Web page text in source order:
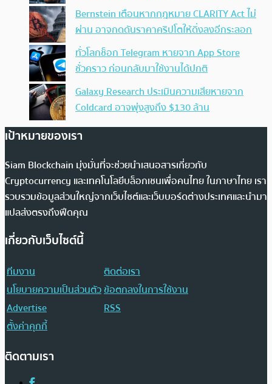
Bernstein เตือนหากกฎหมาย CLARITY Act ไม่
ผ่าน อาจกดดันราคาคริปโตให้ดิ่งลงอีกระลอก
ทั่วโลกช็อก Telegram หายจาก App Store
ชั่วคราว ก่อนกลับมาใช้งานได้ปกติ
Galaxy Research ประเมินความเสียหายจาก
Coldcard อาจพุ่งสูงถึง $130 ล้าน
เป้าหมายของเรา
Siam Blockchain มุ่งมั่นที่จะช่วยนำเสนอสารเกี่ยวกับ
Cryptocurrency และเทคโนโลยีบล็อกเชนเพื่อคนไทย ในภาษาไทย เรา
รวบรวมข้อมูลส่วนใหญ่จากเว็บไซต์และเว็บบอร์ดต่างประเทศและนำมา
แปลส่งตรงถึงฟีดคุณ
เกี่ยวกับเว็บไซต์นี้
ทีมงาน
ติดต่อเรา
นโยบายความเป็นส่วนตัวข้อตกลงในการใช้งาน
Advertise
RSS
ตั้งค่าคุกกี้
ติดตามเรา